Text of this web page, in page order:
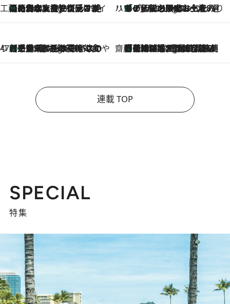
工藤まやのおもてなしハワイ
7 Hours Ago
【ハワイ土産】ローカルの絶大な支持で復活！ 絶品の幻クッキー《元ファンの日本人女性が受け継いだ名店》 ハワイ賢者 リサのお気に入りリスト7 Hours Ago
あの伝説の限定トートも！ リニューアルした「ディーン＆デルーカ ハワイ」で必須のお土産8選
47都道府県の手みやげ ひんやりスイーツで夏を満喫
7 Hours Ago
【三重県】この夏絶対食べたい 冷やしておいしいおやつ3選 お餅×アイスの新感覚スイーツ 齋藤 薫 美容脳ルネサンス
7 Hours Ago
「荷物が増えるほど旅ストレスは増す」美容ジャーナリストがたどり着いた最終結論。“化粧品を劇的に減らす”感動の凝縮美容とは
連載 TOP
SPECIAL
特集